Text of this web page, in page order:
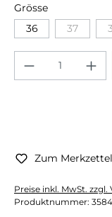
Grösse
36
37
Zum
Preise inkl. MwSt. zzgl.
Produktnummer: